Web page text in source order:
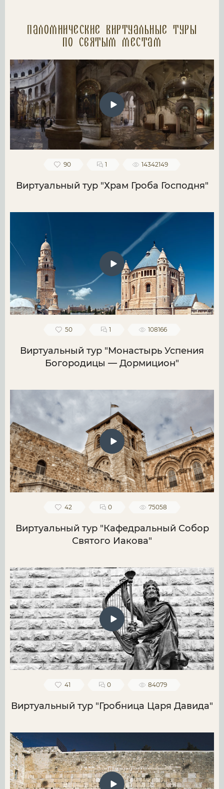
Паломнические Виртуальные туры
по святым местам
90 1 14342149
Виртуальный тур "Храм Гроба Господня"
50 1 108166
Виртуальный тур "Монастырь Успения
Богородицы — Дормицион"
42 0 75058
Виртуальный тур "Кафедральный Собор
Святого Иакова"
41 0 84079
Виртуальный тур "Гробница Царя Давида"